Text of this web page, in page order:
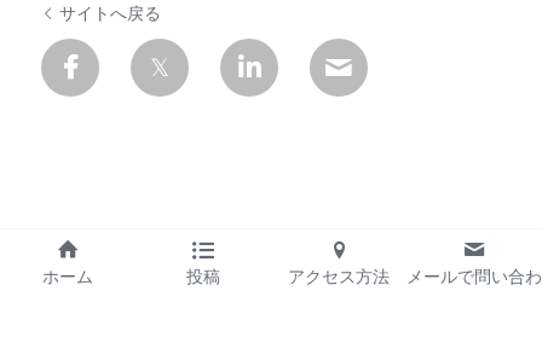
サイトへ戻る
ホーム 投稿 アクセス方法
メールで問い合わ